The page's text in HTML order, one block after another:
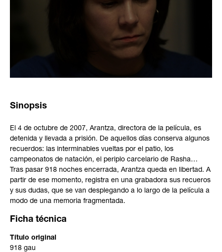
Sinopsis
El 4 de octubre de 2007, Arantza, directora de la película, es
detenida y llevada a prisión. De aquellos días conserva algunos
recuerdos: las interminables vueltas por el patio, los
campeonatos de natación, el periplo carcelario de Rasha…
Tras pasar 918 noches encerrada, Arantza queda en libertad. A
partir de ese momento, registra en una grabadora sus recueros
y sus dudas, que se van desplegando a lo largo de la película a
modo de una memoria fragmentada.
Ficha técnica
Título original
918 gau